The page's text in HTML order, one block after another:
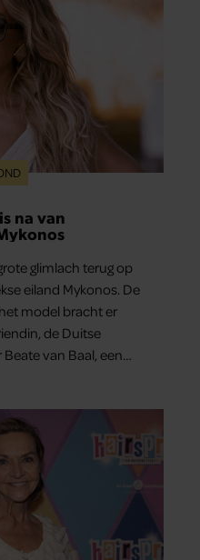
na van
glimlach terug op
eiland Mykonos. De
model bracht er
de Duitse
van Baal, een
bijzonder de reis